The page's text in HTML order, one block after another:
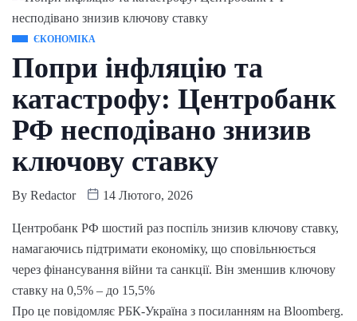
ЄКОНОМІКА
Попри інфляцію та
катастрофу: Центробанк
РФ несподівано знизив
ключову ставку
By Redactor 14 Лютого, 2026
Центробанк РФ шостий раз поспіль знизив ключову ставку,
намагаючись підтримати економіку, що сповільнюється
через фінансування війни та санкції. Він зменшив ключову
ставку на 0,5% – до 15,5%
Про це повідомляє РБК-Україна з посиланням на Bloomberg.